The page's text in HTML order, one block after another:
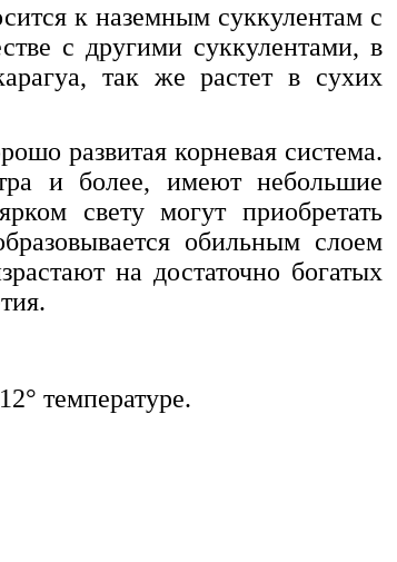
к наземным суккулентам с
с другими суккулентами, в
так же растет в сухих
развитая корневая система.
и более, имеют небольшие
свету могут приобретать
обильным слоем
на достаточно богатых
температуре.